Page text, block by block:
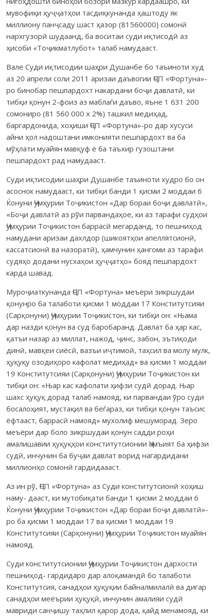
мувофиқи ҳуҷҷатҳои тасдиқкунанда ҳаштоду як
миллиону панҷсаду шаст ҳазор (81560000) сомонӣ
нархгузорӣ шудаанд, ба воситаи суди иқтисодӣ аз
ҳисоби «Тоҷикматлубот» талаб намудааст.
Вале Суди иқтисодии шаҳри Душанбе бо таъиноти худ
аз 20 апрели соли 2011 аризаи даъвогии ҶСП «Фортуна»-
ро бинобар пешпардохт накардани боҷи давлатӣ, ки
тибқи қонун 2-фоиз аз маблаѓи даъво, яъне 1 631 200
сомониро (81 560 000 х 2%) ташкил медиҳад,
баргардонида, хоҳиши ҶСП «Фортуна»-ро дар хусуси
айни ҳол надоштани имконияти пешпардохт ва ба
мўҳлати муайян мавқуф ё ба таъхир гузоштани
пешпардохт рад намудааст.
Суди иқтисодии шаҳри Душанбе таъиноти худро бо он
асоснок намудааст, ки тибқи банди 1 қисми 2 моддаи 6
Ќонуни Ҷумҳурии Тоҷикистон «Дар бораи боҷи давлатӣ»,
«Боҷи давлатӣ аз рўи парвандаҳое, ки аз тарафи судҳои
Ҷумҳурии Тоҷикистон баррасӣ мегарданд, то пешниҳод
намудани аризаи дахлдор (шикоятҳои апеллятсионӣ,
кассатсионӣ ва назоратӣ), ҳамчунин ҳангоми аз тарафи
судяҳо додани нусхаҳои ҳуҷҷатҳо» бояд пешпардохт
карда шавад.
Муроҷиаткунанда ҶСП «Фортуна» меъёри зикршудаи
қонунро ба талаботи қисми 1 моддаи 17 Конститутсияи
(Сарқонуни) Ҷумҳурии Тоҷикистон, ки тибқи он: «Њама
дар назди қонун ва суд баробаранд. Давлат ба ҳар кас,
қатъи назар аз миллат, нажод, ҷинс, забон, эътиқоди
динӣ, мавқеи сиёсӣ, вазъи иҷтимоӣ, таҳсил ва молу мулк,
ҳуқуқу озодиҳоро кафолат медиҳад» ва қисми 1 моддаи
19 Конститутсияи (Сарқонуни) Ҷумҳурии Тоҷикистон ки
тибқи он: «Њар кас кафолати ҳифзи судӣ дорад. Њар
шахс ҳуқуқ дорад талаб намояд, ки парвандаи ўро суди
босалоҳият, мустақил ва беѓараз, ки тибқи қонун таъсис
ёфтааст, баррасӣ намояд» мухолиф мешуморад. Зеро
меъёри дар боло зикршудаи қонун садди роҳи
амалишавии ҳуқуқҳои конститутсионии Ҷамъият ба ҳифзи
судӣ, инчунин ба буҷаи давлат ворид нагардидани
миллионҳо сомонӣ гардидаааст.
Аз ин рў, ҶСП «Фортуна» аз Суди конститутсионӣ хоҳиш
наму- дааст, ки мутобиқати банди 1 қисми 2 моддаи 6
Ќонуни Ҷумҳурии Тоҷикистон «Дар бораи боҷи давлатӣ»-
ро ба қисми 1 моддаи 17 ва қисми 1 моддаи 19
Конститутсияи (Сарқонуни) Ҷумҳурии Тоҷикистон муайян
намояд.
Суди конститутсионии Ҷумҳурии Тоҷикистон дархости
пешниҳод- гардидаро дар алоқамандӣ бо талаботи
Конститутсия, санадҳои ҳуқуқии байналмилалӣ ва дигар
санадҳои меёърии ҳуқуқӣ, инчунин амалияи судӣ
мавриди санҷишу таҳлил қарор дода, қайд менамояд, ки